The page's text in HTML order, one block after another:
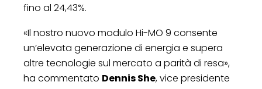
fino al 24,43%.
«Il nostro nuovo modulo Hi-MO 9 consente
un’elevata generazione di energia e supera
altre tecnologie sul mercato a parità di resa»,
ha commentato Dennis She, vice presidente